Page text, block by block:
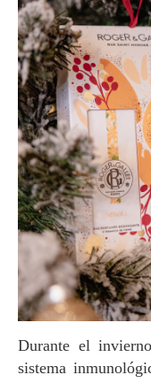
Durante el invierno, el clima frío puede debilitar tu
sistema